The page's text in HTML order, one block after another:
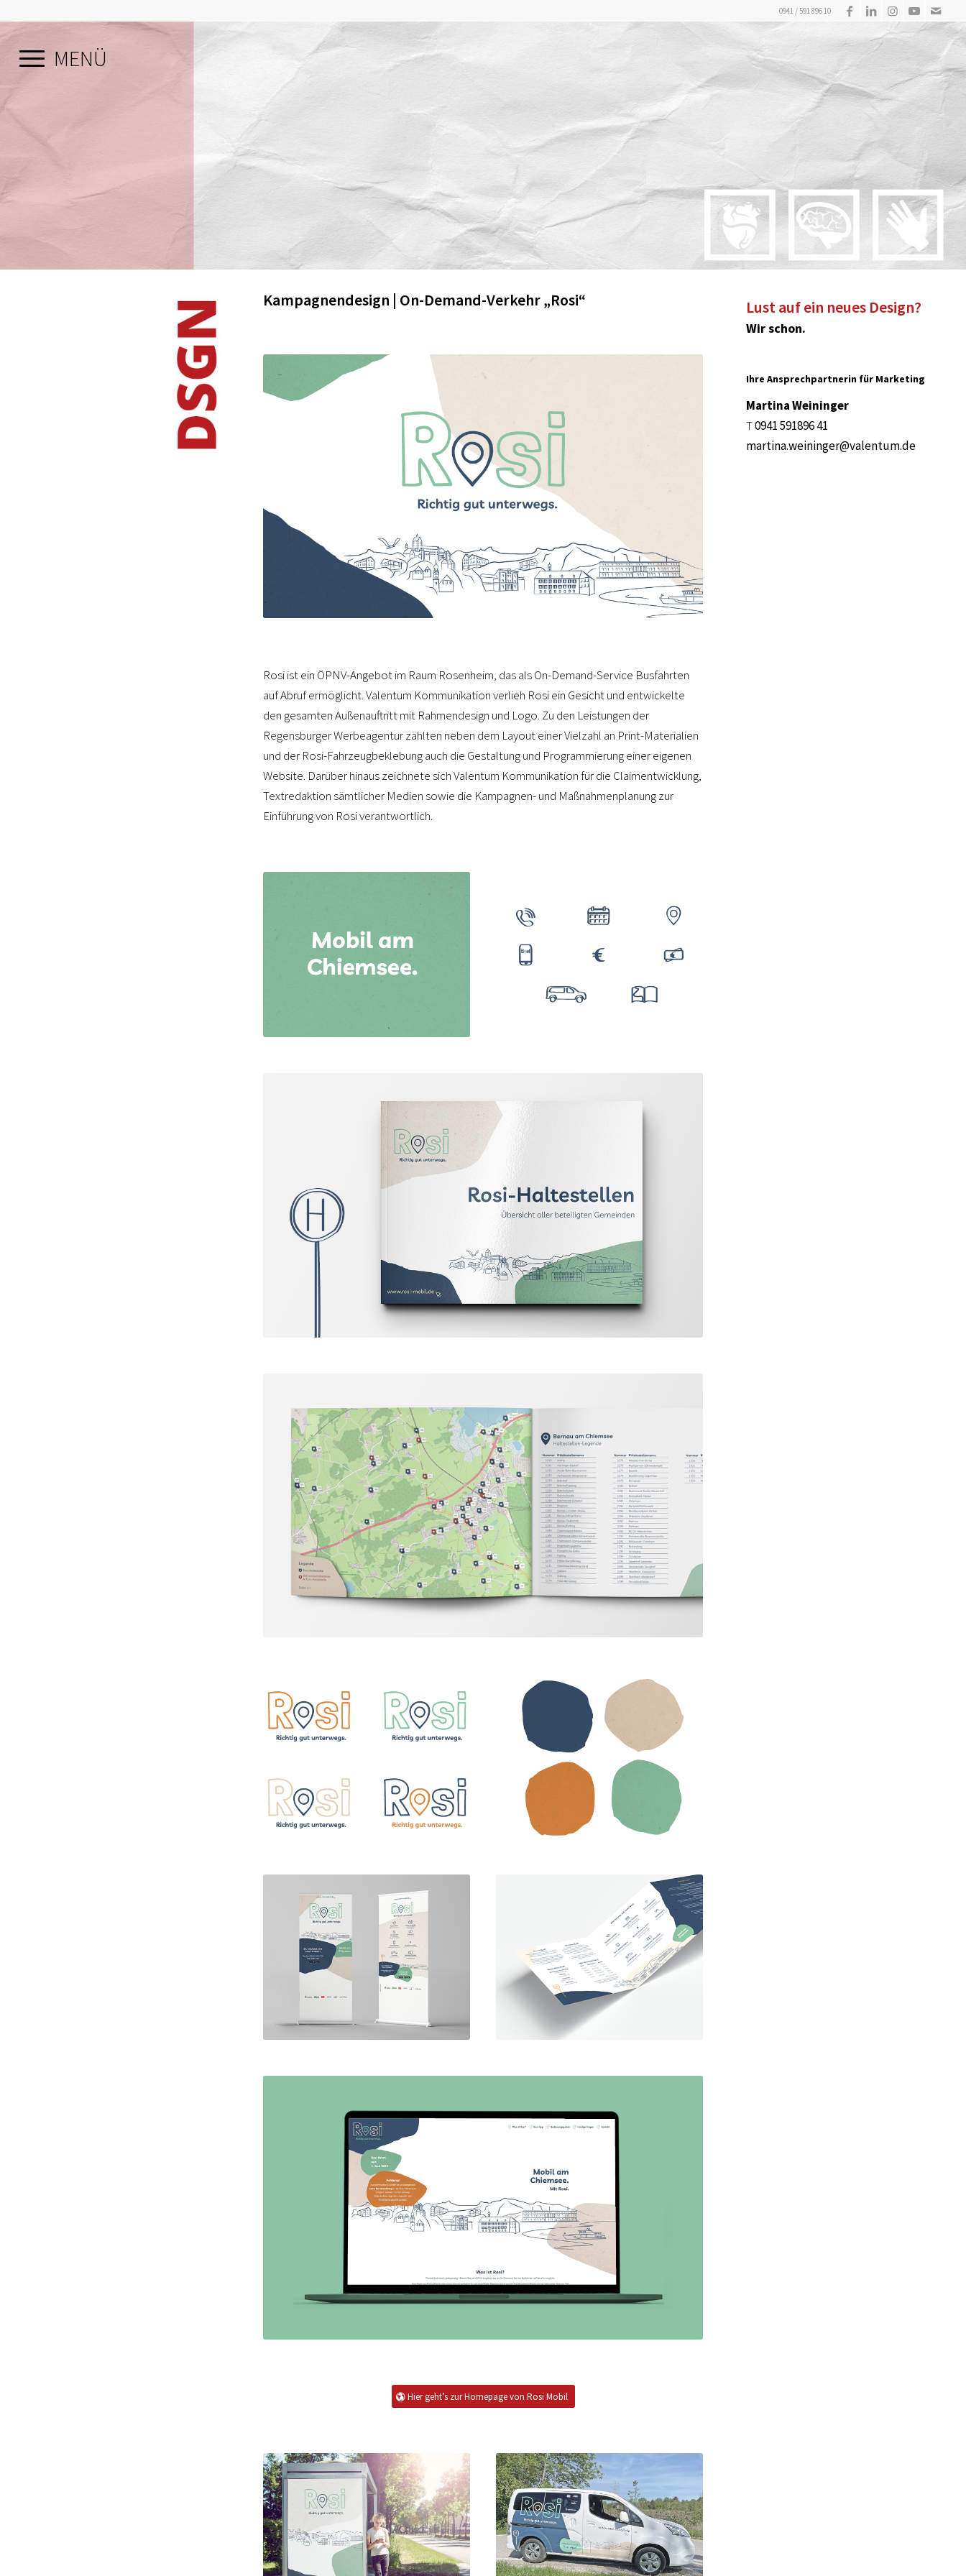
0941 / 591 896 10
MENÜ
Kampagnendesign | On-Demand-Verkehr „Rosi“
Rosi ist ein ÖPNV-Angebot im Raum Rosenheim, das als On-Demand-Service Busfahrten
auf Abruf ermöglicht. Valentum Kommunikation verlieh Rosi ein Gesicht und entwickelte
den gesamten Außenauftritt mit Rahmendesign und Logo. Zu den Leistungen der
Regensburger Werbeagentur zählten neben dem Layout einer Vielzahl an Print-Materialien
und der Rosi-Fahrzeugbeklebung auch die Gestaltung und Programmierung einer eigenen
Website. Darüber hinaus zeichnete sich Valentum Kommunikation für die Claimentwicklung,
Textredaktion sämtlicher Medien sowie die Kampagnen- und Maßnahmenplanung zur
Einführung von Rosi verantwortlich.
Hier geht’s zur Homepage von Rosi Mobil
Lust auf ein neues Design?
Wir schon.
Ihre Ansprechpartnerin für Marketing
Martina Weininger
T0941 591896 41
martina.weininger@valentum.de